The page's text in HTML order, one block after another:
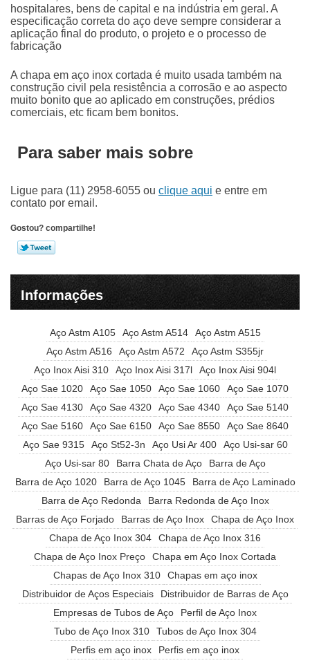
hospitalares, bens de capital e na indústria em geral. A
especificação correta do aço deve sempre considerar a
aplicação final do produto, o projeto e o processo de
fabricação
A chapa em aço inox cortada é muito usada também na
construção civil pela resistência a corrosão e ao aspecto
muito bonito que ao aplicado em construções, prédios
comerciais, etc ficam bem bonitos.
Para saber mais sobre
Ligue para (11) 2958-6055 ou clique aqui e entre em
contato por email.
Gostou? compartilhe!
Informações
Aço Astm A105 Aço Astm A514
Aço Astm A515
Aço Astm A516
Aço Astm A572
Aço Astm S355jr
Aço Inox Aisi 310
Aço Inox Aisi 317l
Aço Inox Aisi 904l
Aço Sae 1020
Aço Sae 1050 Aço Sae 1060
Aço Sae 1070
Aço Sae 4130
Aço Sae 4320 Aço Sae 4340
Aço Sae 5140
Aço Sae 5160
Aço Sae 6150 Aço Sae 8550
Aço Sae 8640
Aço Sae 9315
Aço St52-3n Aço Usi Ar 400
Aço Usi-sar 60
Aço Usi-sar 80
Barra Chata de Aço
Barra de Aço
Barra de Aço 1020
Barra de Aço 1045
Barra de Aço Laminado
Barra de Aço Redonda
Barra Redonda de Aço Inox
Barras de Aço Forjado
Barras de Aço Inox
Chapa de Aço Inox
Chapa de Aço Inox 304
Chapa de Aço Inox 316
Chapa de Aço Inox Preço
Chapa em Aço Inox Cortada
Chapas de Aço Inox 310
Chapas em aço inox
Distribuidor de Aços Especiais
Distribuidor de Barras de Aço
Empresas de Tubos de Aço
Perfil de Aço Inox
Tubo de Aço Inox 310
Tubos de Aço Inox 304
Perfis em aço inox
Perfis em aço inox